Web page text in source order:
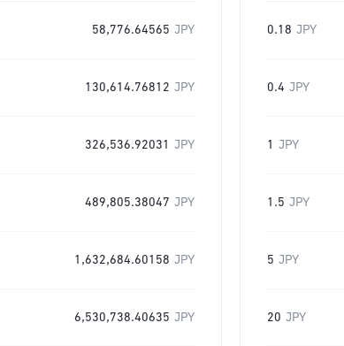
58,776.64565 JPY
130,614.76812 JPY
326,536.92031 JPY
489,805.38047 JPY
1,632,684.60158 JPY
6,530,738.40635 JPY
0.18 JPY
0.4 JPY
1 JPY
1.5 JPY
5 JPY
20 JPY